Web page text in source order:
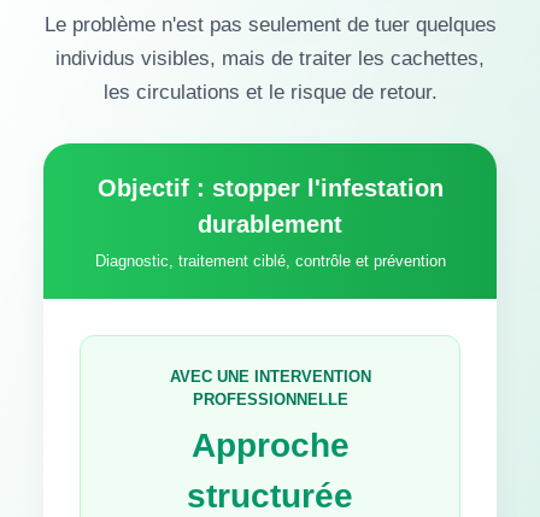
Le problème n'est pas seulement de tuer quelques
individus visibles, mais de traiter les cachettes,
les circulations et le risque de retour.
Objectif : stopper l'infestation
durablement
Diagnostic, traitement ciblé, contrôle et prévention
AVEC UNE INTERVENTION
PROFESSIONNELLE
Approche
structurée